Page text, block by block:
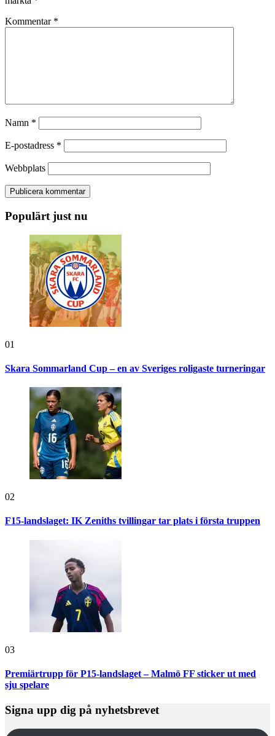
Kommentar *
Namn *
E-postadress *
Webbplats
Populärt just nu
01
Skara Sommarland Cup – en av Sveriges roligaste turneringar
02
F15-landslaget: IK Zeniths tvillingar tar plats i första truppen
03
Premiärtrupp för P15-landslaget – Malmö FF sticker ut med
sju spelare
Signa upp dig på nyhetsbrevet